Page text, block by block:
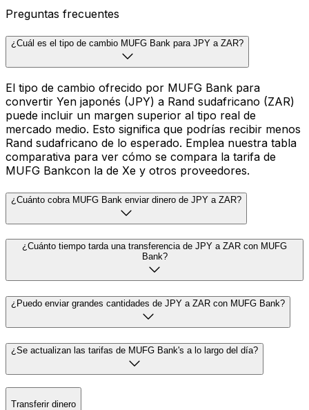
Preguntas frecuentes
¿Cuál es el tipo de cambio MUFG Bank para JPY a ZAR?
El tipo de cambio ofrecido por MUFG Bank para
convertir Yen japonés (JPY) a Rand sudafricano (ZAR)
puede incluir un margen superior al tipo real de
mercado medio. Esto significa que podrías recibir menos
Rand sudafricano de lo esperado. Emplea nuestra tabla
comparativa para ver cómo se compara la tarifa de
MUFG Bankcon la de Xe y otros proveedores.
¿Cuánto cobra MUFG Bank enviar dinero de JPY a ZAR?
¿Cuánto tiempo tarda una transferencia de JPY a ZAR con MUFG
Bank?
¿Puedo enviar grandes cantidades de JPY a ZAR con MUFG Bank?
¿Se actualizan las tarifas de MUFG Bank's a lo largo del día?
Transferir dinero